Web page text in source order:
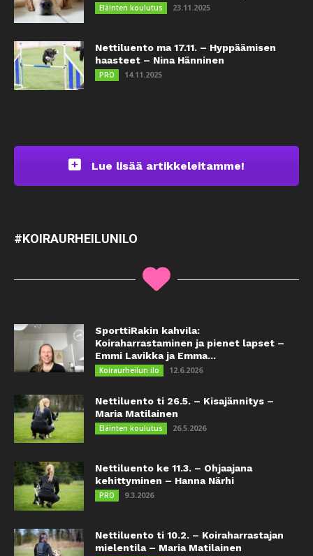
Eläinten koulutus 23.11.2025
Nettiluento ma 17.11. – Hyppäämisen
haasteet – Nina Hänninen
PRO 14.11.2025
Lue lisää artikkeleitamme!
#KOIRAURHEILUNILO
SporttiRakin kahvila:
Koiraharrastaminen ja pienet lapset –
Emmi Lavikka ja Emma...
Koiraurheilun ilo 12.6.2026
Nettiluento ti 26.5. – Kisajännitys –
Maria Matilainen
Eläinten koulutus 26.5.2026
Nettiluento ke 11.3. – Ohjaajana
kehittyminen – Hanna Närhi
PRO 9.3.2026
Nettiluento ti 10.2. – Koiraharrastajan
mielentila – Maria Matilainen